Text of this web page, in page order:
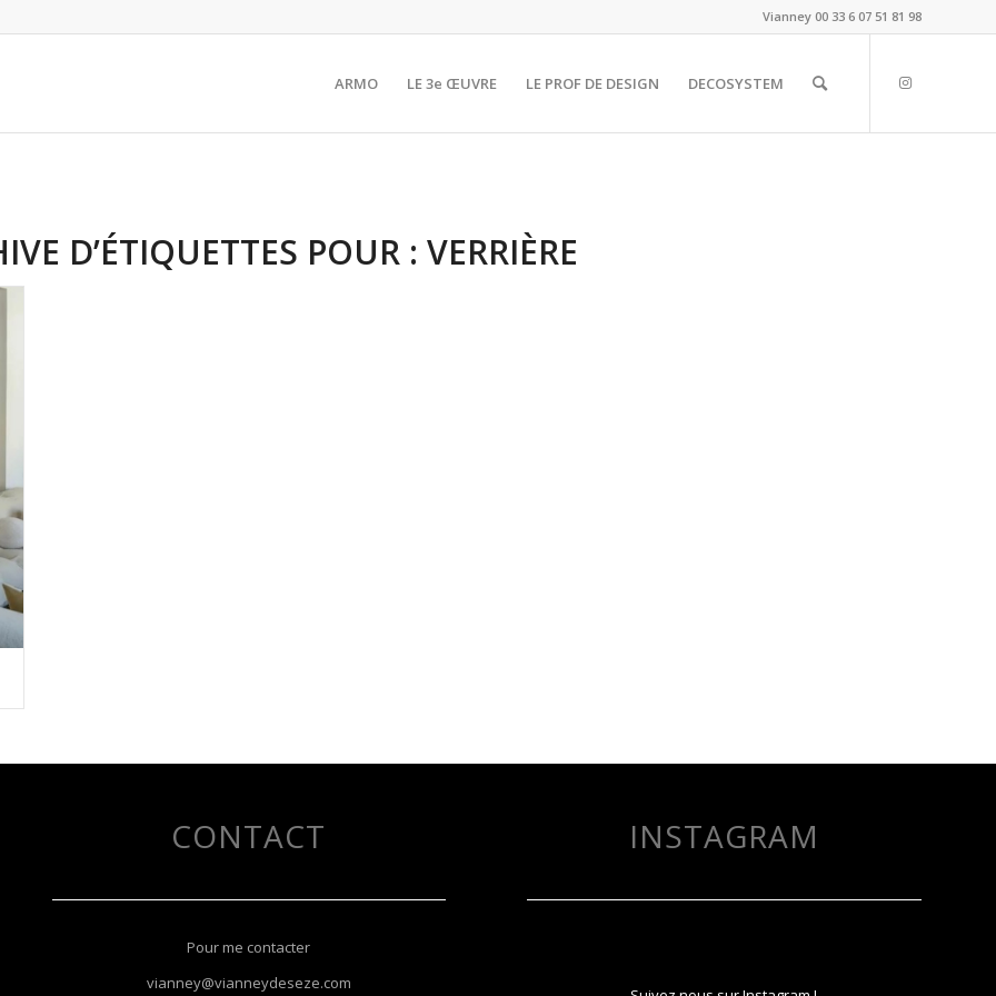
Vianney 00 33 6 07 51 81 98
ARMO LE 3e ŒUVRE LE PROF DE DESIGN DECOSYSTEM
D’ÉTIQUETTES POUR : VERRIÈRE
CONTACT
Pour me contacter
vianney@vianneydeseze.com
INSTAGRAM